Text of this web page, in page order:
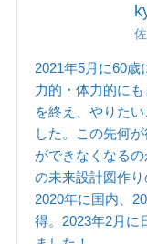
2021年5月に60
力的・体力的に
を終え、やりた
した。この先何
ができなくなる
の未来設計図作り
2020年に国内、
得。2023年2月に